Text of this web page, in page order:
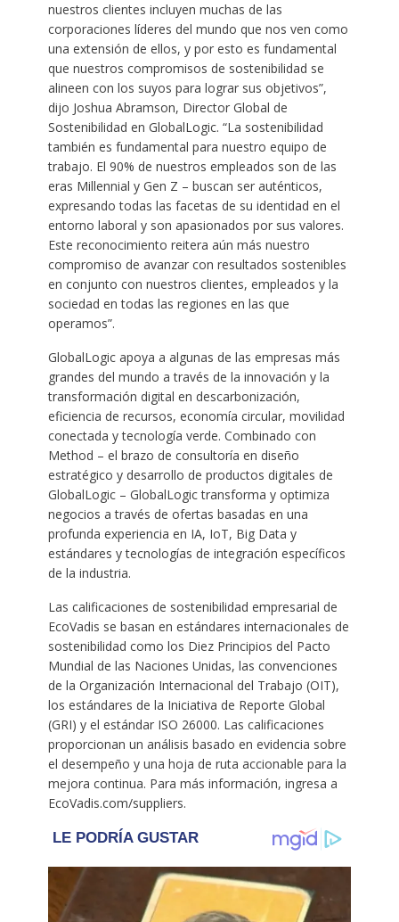
nuestros clientes incluyen muchas de las
corporaciones líderes del mundo que nos ven como
una extensión de ellos, y por esto es fundamental
que nuestros compromisos de sostenibilidad se
alineen con los suyos para lograr sus objetivos”,
dijo Joshua Abramson, Director Global de
Sostenibilidad en GlobalLogic. “La sostenibilidad
también es fundamental para nuestro equipo de
trabajo. El 90% de nuestros empleados son de las
eras Millennial y Gen Z – buscan ser auténticos,
expresando todas las facetas de su identidad en el
entorno laboral y son apasionados por sus valores.
Este reconocimiento reitera aún más nuestro
compromiso de avanzar con resultados sostenibles
en conjunto con nuestros clientes, empleados y la
sociedad en todas las regiones en las que
operamos”.
GlobalLogic apoya a algunas de las empresas más
grandes del mundo a través de la innovación y la
transformación digital en descarbonización,
eficiencia de recursos, economía circular, movilidad
conectada y tecnología verde. Combinado con
Method – el brazo de consultoría en diseño
estratégico y desarrollo de productos digitales de
GlobalLogic – GlobalLogic transforma y optimiza
negocios a través de ofertas basadas en una
profunda experiencia en IA, IoT, Big Data y
estándares y tecnologías de integración específicos
de la industria.
Las calificaciones de sostenibilidad empresarial de
EcoVadis se basan en estándares internacionales de
sostenibilidad como los Diez Principios del Pacto
Mundial de las Naciones Unidas, las convenciones
de la Organización Internacional del Trabajo (OIT),
los estándares de la Iniciativa de Reporte Global
(GRI) y el estándar ISO 26000. Las calificaciones
proporcionan un análisis basado en evidencia sobre
el desempeño y una hoja de ruta accionable para la
mejora continua. Para más información, ingresa a
EcoVadis.com/suppliers.